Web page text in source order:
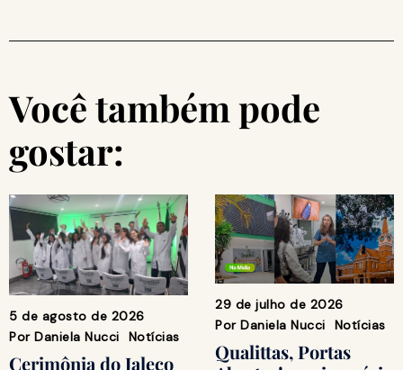
Você também pode
gostar:
5 de agosto de 2026
Por Daniela Nucci Notícias
Cerimônia do Jaleco
29 de julho de 2026
Por Daniela Nucci Notícias
Qualittas, Portas